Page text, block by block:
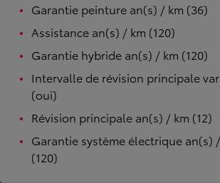
Garantie peinture an(s) / km (36)
Assistance an(s) / km (120)
Garantie hybride an(s) / km (120)
Intervalle de révision principale
(oui)
Révision principale an(s) / km (12)
Garantie système électrique an(s)
(120)